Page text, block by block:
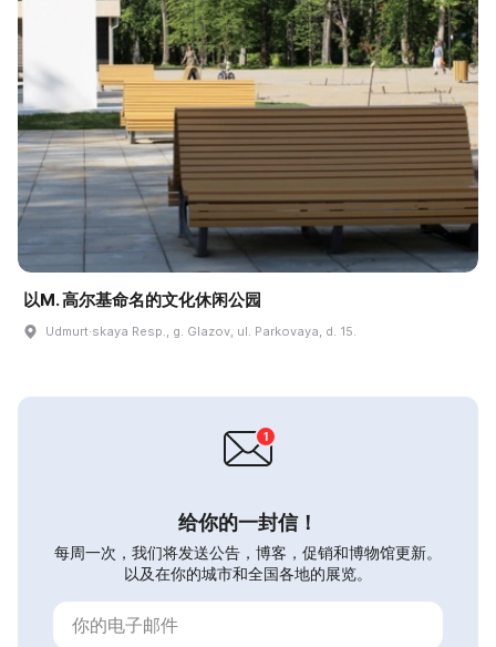
以M. 高尔基命名的文化休闲公园
Udmurt·skaya Resp., g. Glazov, ul. Parkovaya, d. 15.
给你的一封信！
每周一次，我们将发送公告，博客，促销和博物馆更新。
以及在你的城市和全国各地的展览。